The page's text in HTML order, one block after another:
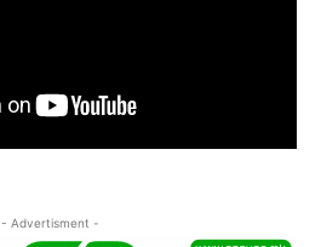
- Advertisment -